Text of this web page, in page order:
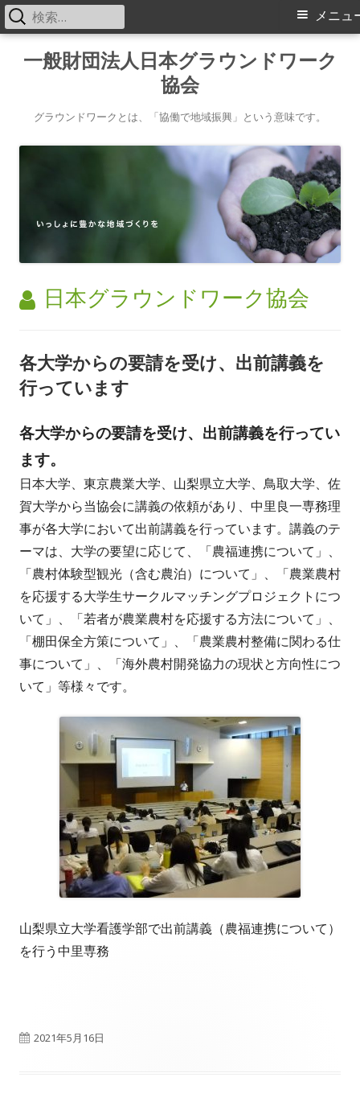
一般財団法人日本グラウンドワーク
協会
グラウンドワークとは、「協働で地域振興」という意味です。
メ
メニュ
検
索:
作
者:
日本グラウンドワーク協会
各大学からの要請を受け、出前講義を
行っています
各大学からの要請を受け、出前講義を行ってい
ます。
日本大学、東京農業大学、山梨県立大学、鳥取大学、佐
賀大学から当協会に講義の依頼があり、中里良一専務理
事が各大学において出前講義を行っています。講義のテ
ーマは、大学の要望に応じて、「農福連携について」、
「農村体験型観光（含む農泊）について」、「農業農村
を応援する大学生サークルマッチングプロジェクトにつ
いて」、「若者が農業農村を応援する方法について」、
「棚田保全方策について」、「農業農村整備に関わる仕
事について」、「海外農村開発協力の現状と方向性につ
いて」等様々です。
山梨県立大学看護学部で出前講義（農福連携について）
を行う中里専務
公
2021年5月16日